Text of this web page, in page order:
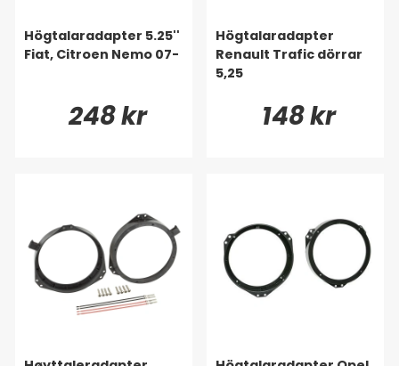
Högtalaradapter 5.25''
Fiat, Citroen Nemo 07-
248 kr
Högtalaradapter
Renault Trafic dörrar
5,25
148 kr